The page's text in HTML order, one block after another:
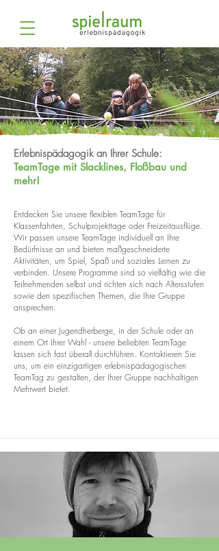
Erlebnispädagogik an Ihrer Schule:
TeamTage mit Slacklines, Floßbau und
mehr!
Entdecken Sie unsere flexiblen TeamTage für
Klassenfahrten, Schulprojekttage oder Freizeitausflüge.
Wir passen unsere TeamTage individuell an Ihre
Bedürfnisse an und bieten maßgeschneiderte
Aktivitäten, um Spiel, Spaß und soziales Lernen zu
verbinden. Unsere Programme sind so vielfältig wie die
Teilnehmenden selbst und richten sich nach Altersstufen
sowie den spezifischen Themen, die Ihre Gruppe
ansprechen.
Ob an einer Jugendherberge, in der Schule oder an
einem Ort Ihrer Wahl - unsere beliebten TeamTage
lassen sich fast überall durchführen. Kontaktieren Sie
uns, um ein einzigartigen erlebnispädagogischen
TeamTag zu gestalten, der Ihrer Gruppe nachhaltigen
Mehrwert bietet.